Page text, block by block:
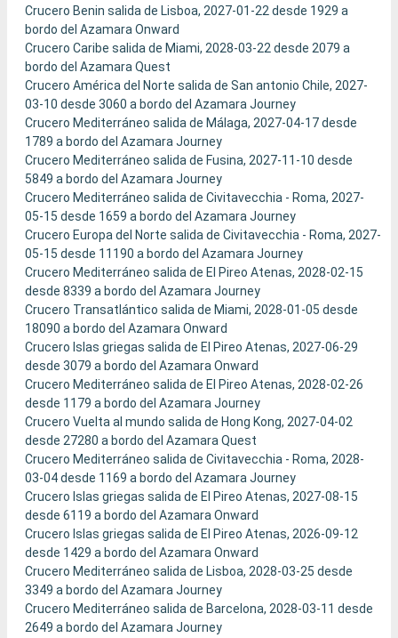
Crucero Benin salida de Lisboa, 2027-01-22 desde 1929 a
bordo del Azamara Onward
Crucero Caribe salida de Miami, 2028-03-22 desde 2079 a
bordo del Azamara Quest
Crucero América del Norte salida de San antonio Chile, 2027-
03-10 desde 3060 a bordo del Azamara Journey
Crucero Mediterráneo salida de Málaga, 2027-04-17 desde
1789 a bordo del Azamara Journey
Crucero Mediterráneo salida de Fusina, 2027-11-10 desde
5849 a bordo del Azamara Journey
Crucero Mediterráneo salida de Civitavecchia - Roma, 2027-
05-15 desde 1659 a bordo del Azamara Journey
Crucero Europa del Norte salida de Civitavecchia - Roma, 2027-
05-15 desde 11190 a bordo del Azamara Journey
Crucero Mediterráneo salida de El Pireo Atenas, 2028-02-15
desde 8339 a bordo del Azamara Journey
Crucero Transatlántico salida de Miami, 2028-01-05 desde
18090 a bordo del Azamara Onward
Crucero Islas griegas salida de El Pireo Atenas, 2027-06-29
desde 3079 a bordo del Azamara Onward
Crucero Mediterráneo salida de El Pireo Atenas, 2028-02-26
desde 1179 a bordo del Azamara Journey
Crucero Vuelta al mundo salida de Hong Kong, 2027-04-02
desde 27280 a bordo del Azamara Quest
Crucero Mediterráneo salida de Civitavecchia - Roma, 2028-
03-04 desde 1169 a bordo del Azamara Journey
Crucero Islas griegas salida de El Pireo Atenas, 2027-08-15
desde 6119 a bordo del Azamara Onward
Crucero Islas griegas salida de El Pireo Atenas, 2026-09-12
desde 1429 a bordo del Azamara Onward
Crucero Mediterráneo salida de Lisboa, 2028-03-25 desde
3349 a bordo del Azamara Journey
Crucero Mediterráneo salida de Barcelona, 2028-03-11 desde
2649 a bordo del Azamara Journey